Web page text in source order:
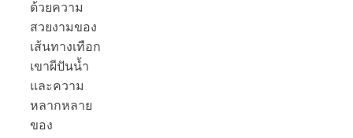
ด้วยความ
สวยงามของ
เส้นทางเทือก
เขาผีปันน้ำ
และความ
หลากหลาย
ของ